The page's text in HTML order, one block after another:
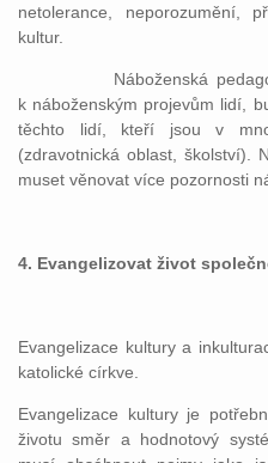
netolerance, neporozumění,
kultur.
Náboženská
k náboženským projevům lidí,
těchto lidí, kteří jsou v
(zdravotnická oblast, školství).
muset věnovat více pozornosti
4. Evangelizovat život
Evangelizace kultury a
katolické církve.
Evangelizace kultury je
životu směr a hodnotový